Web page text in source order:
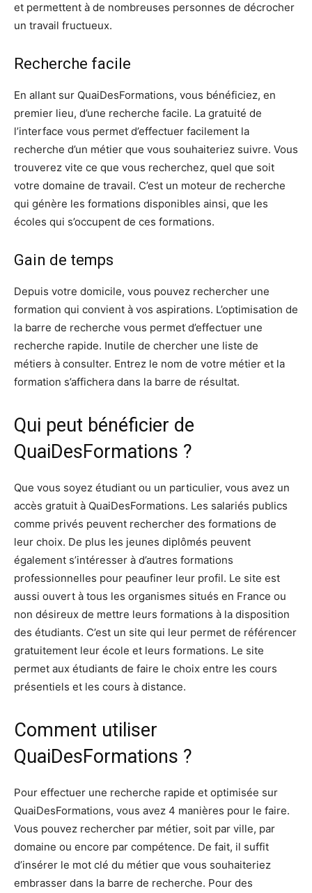
et permettent à de nombreuses personnes de décrocher
un travail fructueux.
Recherche facile
En allant sur QuaiDesFormations, vous bénéficiez, en
premier lieu, d’une recherche facile. La gratuité de
l’interface vous permet d’effectuer facilement la
recherche d’un métier que vous souhaiteriez suivre. Vous
trouverez vite ce que vous recherchez, quel que soit
votre domaine de travail. C’est un moteur de recherche
qui génère les formations disponibles ainsi, que les
écoles qui s’occupent de ces formations.
Gain de temps
Depuis votre domicile, vous pouvez rechercher une
formation qui convient à vos aspirations. L’optimisation de
la barre de recherche vous permet d’effectuer une
recherche rapide. Inutile de chercher une liste de
métiers à consulter. Entrez le nom de votre métier et la
formation s’affichera dans la barre de résultat.
Qui peut bénéficier de
QuaiDesFormations ?
Que vous soyez étudiant ou un particulier, vous avez un
accès gratuit à QuaiDesFormations. Les salariés publics
comme privés peuvent rechercher des formations de
leur choix. De plus les jeunes diplômés peuvent
également s’intéresser à d’autres formations
professionnelles pour peaufiner leur profil. Le site est
aussi ouvert à tous les organismes situés en France ou
non désireux de mettre leurs formations à la disposition
des étudiants. C’est un site qui leur permet de référencer
gratuitement leur école et leurs formations. Le site
permet aux étudiants de faire le choix entre les cours
présentiels et les cours à distance.
Comment utiliser
QuaiDesFormations ?
Pour effectuer une recherche rapide et optimisée sur
QuaiDesFormations, vous avez 4 manières pour le faire.
Vous pouvez rechercher par métier, soit par ville, par
domaine ou encore par compétence. De fait, il suffit
d’insérer le mot clé du métier que vous souhaiteriez
embrasser dans la barre de recherche. Pour des